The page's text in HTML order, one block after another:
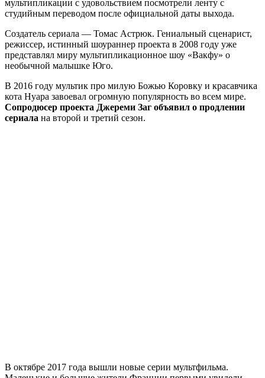
мультипликации с удовольствием посмотрели ленту с
студийным переводом после официальной даты выхода.
Создатель сериала — Томас Астрюк. Гениальный сценарист,
режиссер, истинный шоураннер проекта в 2008 году уже
представлял миру мультипликационное шоу «Вакфу» о
необычной малышке Юго.
В 2016 году мультик про милую Божью Коровку и красавчика
кота Нуара завоевал огромную популярность во всем мире.
Сопродюсер проекта Джереми Заг объявил о продлении
сериала на второй и третий сезон.
В октябре 2017 года вышли новые серии мультфильма.